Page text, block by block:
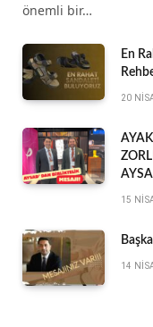
önemli bir…
En
20
15
14